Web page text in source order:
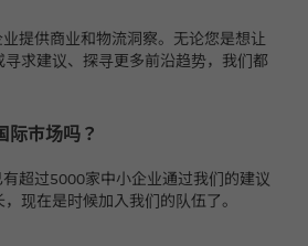
提供商业和物流洞察。无论您是想让
求建议、探寻更多前沿趋势，我们都
际市场吗？
超过5000家中小企业通过我们的建议
现在是时候加入我们的队伍了。